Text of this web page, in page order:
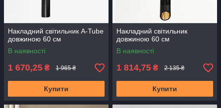
Накладний світильник A-Tube
довжиною 60 см
В наявності
1 670,25 ₴ 1 965 ₴
Купити
Накладний світильник
довжиною 60 см
В наявності
1 814,75 ₴ 2 135 ₴
Купити